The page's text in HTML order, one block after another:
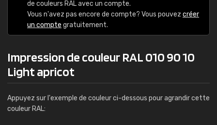
de couleurs RAL avec un compte.
Vous n'avez pas encore de compte? Vous pouvez créer
un compte gratuitement.
Impression de couleur RAL 010 90 10
Light apricot
Appuyez sur l'exemple de couleur ci-dessous pour agrandir cette
couleur RAL: